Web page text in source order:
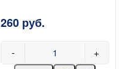
260 руб.
- +